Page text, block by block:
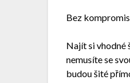
Bez
Najít si vhodné
nemusíte se
budou šité